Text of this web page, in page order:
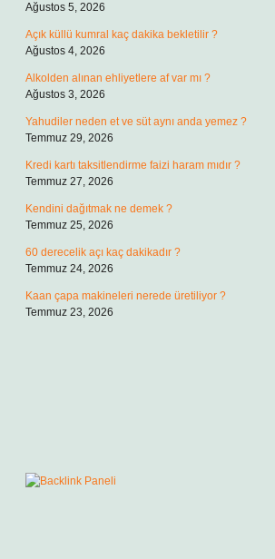
Ağustos 5, 2026
Açık küllü kumral kaç dakika bekletilir ?
Ağustos 4, 2026
Alkolden alınan ehliyetlere af var mı ?
Ağustos 3, 2026
Yahudiler neden et ve süt aynı anda yemez ?
Temmuz 29, 2026
Kredi kartı taksitlendirme faizi haram mıdır ?
Temmuz 27, 2026
Kendini dağıtmak ne demek ?
Temmuz 25, 2026
60 derecelik açı kaç dakikadır ?
Temmuz 24, 2026
Kaan çapa makineleri nerede üretiliyor ?
Temmuz 23, 2026